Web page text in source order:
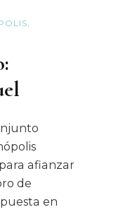
afianzar
de
en